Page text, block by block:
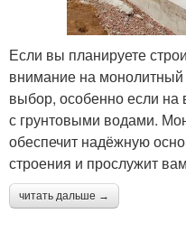
Если вы планируете
внимание на
выбор, особенно если на
с грунтовыми водами.
обеспечит надёжную
строения и прослужит
читать дальше →